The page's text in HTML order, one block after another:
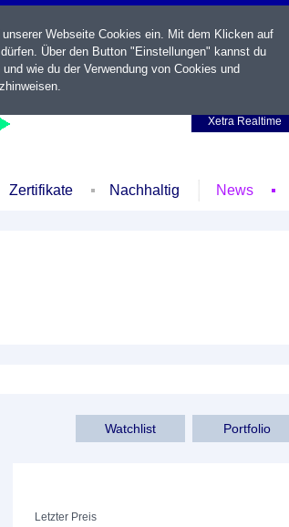
Xetra Realtime
Zertifikate Nachhaltig News
Portfolio
Watchlist
Letzter Preis
Webseite Cookies ein. Mit dem Klicken auf
Über den Button "Einstellungen" kannst du
wie du der Verwendung von Cookies und
.